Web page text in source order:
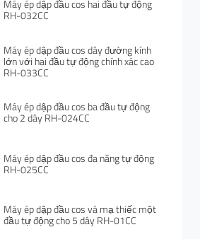
Máy ép dập đầu cos hai đầu tự động
RH-032CC
Máy ép dập đầu cos dây đường kính
lớn với hai đầu tự động chính xác cao
RH-033CC
Máy ép dập đầu cos ba đầu tự động
cho 2 dây RH-024CC
Máy ép dập đầu cos đa năng tự động
RH-025CC
Máy ép dập đầu cos và mạ thiếc một
đầu tự động cho 5 dây RH-01CC